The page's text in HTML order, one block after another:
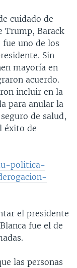
cuidado de
Trump, Barack
fue uno de los
Sin
mayoría en
acuerdo.
incluir en la
para anular la
de salud,
éxito de
politica-
el presidente
fue el de
las personas